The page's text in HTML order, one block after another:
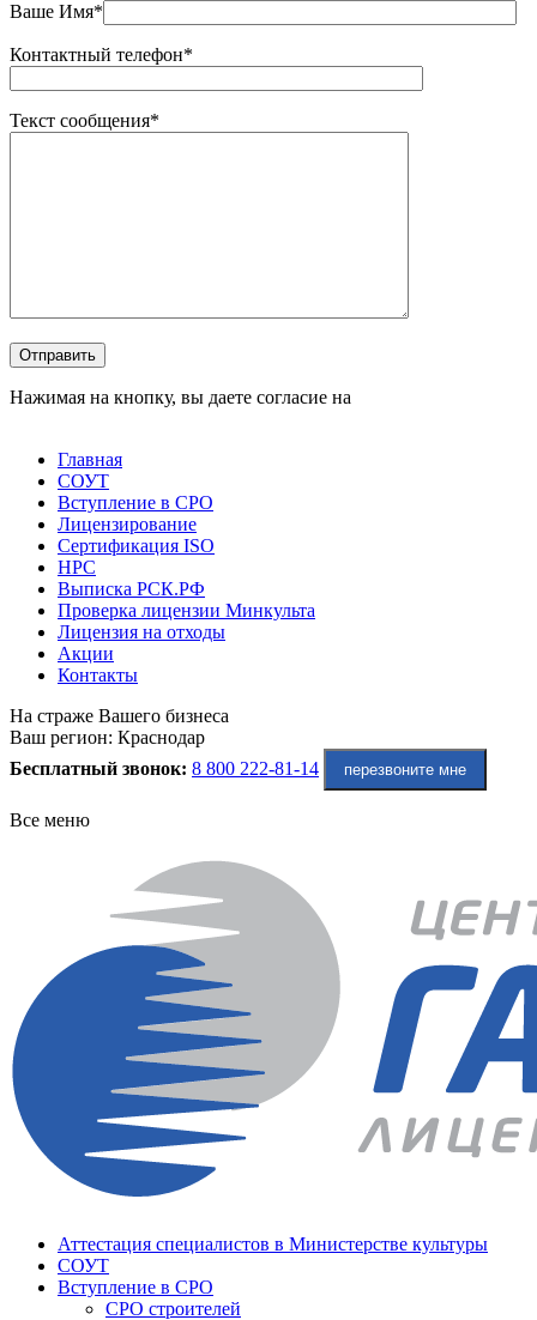
Ваше Имя*
Контактный телефон*
Текст сообщения*
Оставьте это поле пустым.
Отправить
Нажимая на кнопку, вы даете согласие на
Главная
СОУТ
Вступление в СРО
Лицензирование
Сертификация ISO
НРС
Выписка РСК.РФ
Проверка лицензии Минкульта
Лицензия на отходы
Акции
Контакты
На страже Вашего бизнеса
Ваш регион: Краснодар
Бесплатный звонок: 8 800 222-81-14 перезвоните мне
Все меню
Аттестация специалистов в Министерстве культуры
СОУТ
Вступление в СРО
СРО строителей